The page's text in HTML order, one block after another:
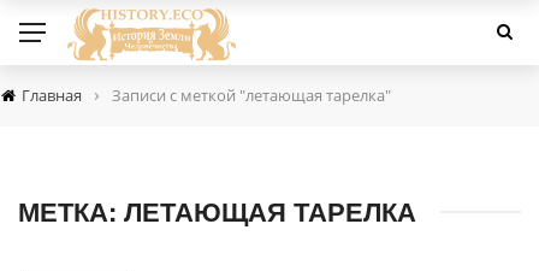
Главная › Записи с меткой "летающая тарелка"
МЕТКА: ЛЕТАЮЩАЯ ТАРЕЛКА